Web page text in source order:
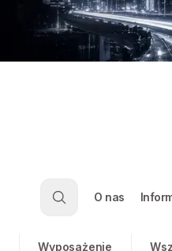
O nas
Wyposażenie